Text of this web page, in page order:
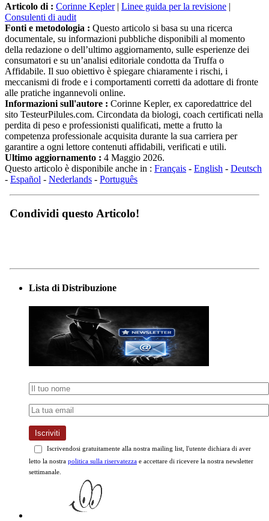
Articolo di : Corinne Kepler| Linee guida per la revisione |
Consulenti di audit
Fonti e metodologia : Questo articolo si basa su una ricerca
documentale, su informazioni pubbliche disponibili al momento
della redazione o dell’ultimo aggiornamento, sulle esperienze dei
consumatori e su un’analisi editoriale condotta da Truffa o
Affidabile. Il suo obiettivo è spiegare chiaramente i rischi, i
meccanismi di frode e i comportamenti corretti da adottare di fronte
alle pratiche ingannevoli online.
Informazioni sull'autore : Corinne Kepler, ex caporedattrice del
sito TesteurPilules.com. Circondata da biologi, coach certificati nella
perdita di peso e professionisti qualificati, mette a frutto la
competenza professionale acquisita durante la sua carriera per
garantire a ogni lettore contenuti affidabili, verificati e utili.
Ultimo aggiornamento : 4 Maggio 2026.
Questo articolo è disponibile anche in : Français - English - Deutsch
- Español - Nederlands - Português
Condividi questo Articolo!
Lista di Distribuzione
Iscriviti
Iscrivendosi gratuitamente alla nostra mailing list, l'utente dichiara di aver
letto la nostra politica sulla riservatezza e accettare di ricevere la nostra newsletter
settimanale.